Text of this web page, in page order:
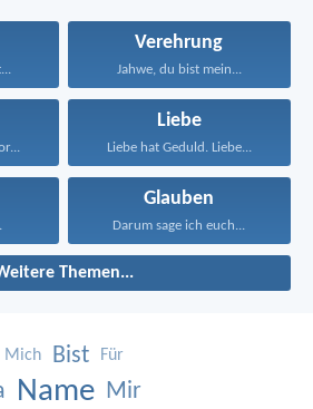
Verehrung
Jahwe, du bist mein...
Liebe
Liebe hat Geduld. Liebe...
Glauben
Darum sage ich euch...
Themen...
Mich Bist Für
Name Mir